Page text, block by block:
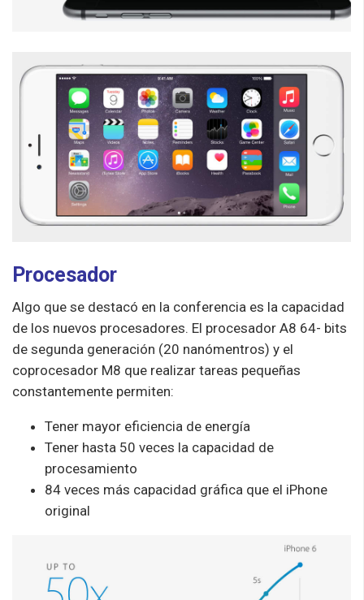
Procesador
Algo que se destacó en la conferencia es la capacidad
de los nuevos procesadores. El procesador A8 64- bits
de segunda generación (20 nanómentros) y el
coprocesador M8 que realizar tareas pequeñas
constantemente permiten:
Tener mayor eficiencia de energía
Tener hasta 50 veces la capacidad de
procesamiento
84 veces más capacidad gráfica que el iPhone
original